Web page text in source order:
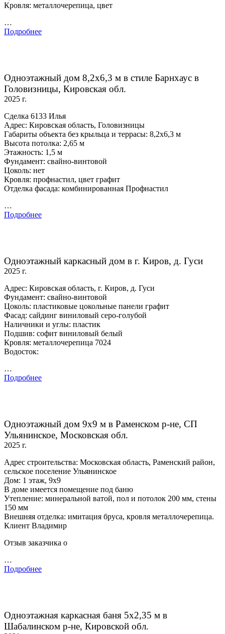
Кровля: металлочерепица, цвет
…
Подробнее
Одноэтажный дом 8,2х6,3 м в стиле Барнхаус в
Головизницы, Кировская обл.
2025 г.
Сделка 6133 Илья
Адрес: Кировская область, Головизницы
Габариты объекта без крыльца и террасы: 8,2х6,3 м
Высота потолка: 2,65 м
Этажность: 1,5 м
Фундамент: свайно-винтовой
Цоколь: нет
Кровля: профнастил, цвет графит
Отделка фасада: комбинированная Профнастил
…
Подробнее
Одноэтажный каркасный дом в г. Киров, д. Гуси
2025 г.
Адрес: Кировская область, г. Киров, д. Гуси
Фундамент: свайно-винтовой
Цоколь: пластиковые цокольные панели графит
Фасад: сайдинг виниловый серо-голубой
Наличники и углы: пластик
Подшив: софит виниловый белый
Кровля: металлочерепица 7024
Водосток:
…
Подробнее
Одноэтажный дом 9х9 м в Раменском р-не, СП
Ульянинское, Московская обл.
2025 г.
Адрес строительства: Московская область, Раменский район,
сельское поселение Ульянинское
Дом: 1 этаж, 9х9
В доме имеется помещение под баню
Утепление: минеральной ватой, пол и потолок 200 мм, стены
150 мм
Внешняя отделка: имитация бруса, кровля металлочерепица.
Клиент Владимир
Отзыв заказчика о
…
Подробнее
Одноэтажная каркасная баня 5х2,35 м в
Шабалинском р-не, Кировской обл.